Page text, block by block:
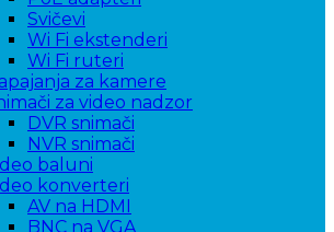
Svičevi
Wi Fi ekstenderi
Wi Fi ruteri
za kamere
za video nadzor
DVR snimači
NVR snimači
baluni
konverteri
AV na HDMI
BNC na VGA